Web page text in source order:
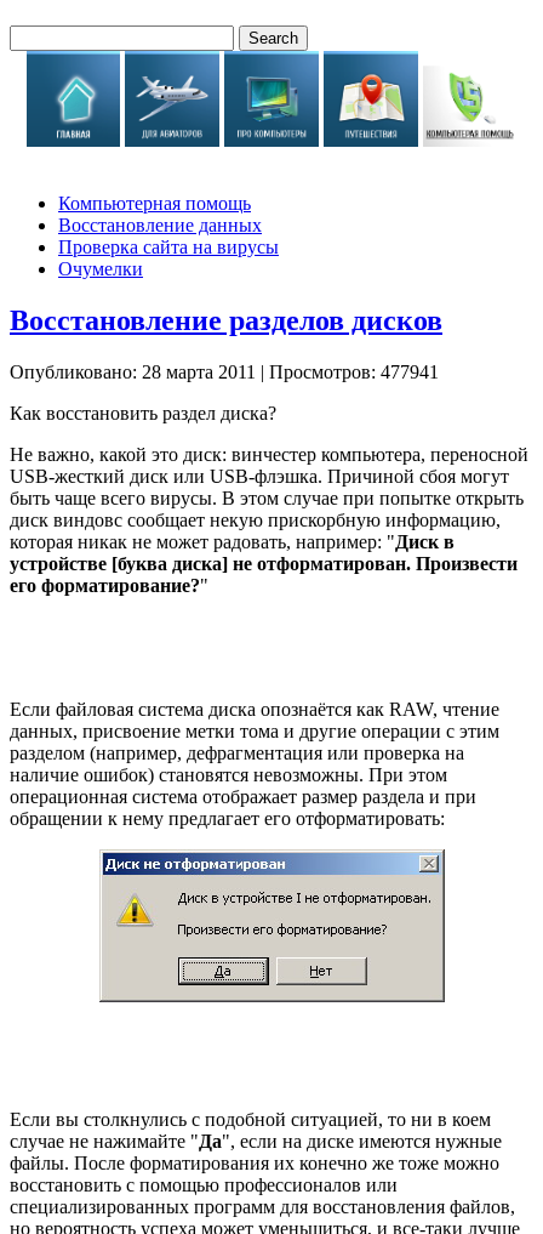
Компьютерная помощь
Восстановление данных
Проверка сайта на вирусы
Очумелки
Восстановление разделов дисков
Опубликовано: 28 марта 2011 | Просмотров: 477941
Как восстановить раздел диска?
Не важно, какой это диск: винчестер компьютера, переносной
USB-жесткий диск или USB-флэшка. Причиной сбоя могут
быть чаще всего вирусы. В этом случае при попытке открыть
диск виндовс сообщает некую прискорбную информацию,
которая никак не может радовать, например: "Диск в
устройстве [буква диска] не отформатирован. Произвести
его форматирование?"
Если файловая система диска опознаётся как RAW, чтение
данных, присвоение метки тома и другие операции с этим
разделом (например, дефрагментация или проверка на
наличие ошибок) становятся невозможны. При этом
операционная система отображает размер раздела и при
обращении к нему предлагает его отформатировать:
Если вы столкнулись с подобной ситуацией, то ни в коем
случае не нажимайте "Да", если на диске имеются нужные
файлы. После форматирования их конечно же тоже можно
восстановить с помощью профессионалов или
специализированных программ для восстановления файлов,
но вероятность успеха может уменьшиться, и все-таки лучше